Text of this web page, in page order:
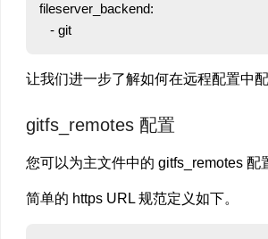
fileserver_backend:
让我们进一步了解如何在远程配置中
gitfs_remotes 配置
您可以为主文件中的 gitfs_remotes
简单的 https URL 规范定义如下。